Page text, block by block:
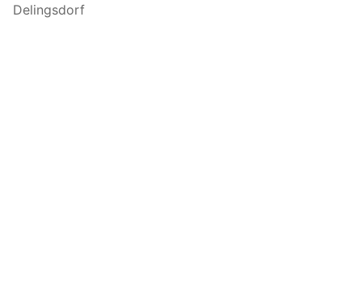
Delingsdorf